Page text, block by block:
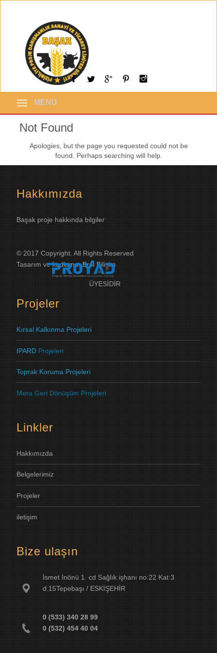
MENU
Not Found
Apologies, but the page you requested could not be
found. Perhaps searching will help.
Hakkımızda
Başak proje hakkında bilgiler
© 2017 Copyright. All Rights Reserved
Tasarım ve kodlama:Erol Bilişim
ÜYESİDİR
Projeler
Kırsal Kalkınma Projeleri
IPARD Projeleri
Toprak Koruma Projeleri
Mera Geri Dönüşüm Projeleri
Linkler
Hakkımızda
Belgelerimiz
Projeler
iletişim
Bize ulaşın
İsmet İnönü 1. cd Sağlık işhanı no:22 Kat:3
d:15Tepebaşı / ESKİŞEHİR
0 (533) 340 28 99
0 (532) 454 40 04